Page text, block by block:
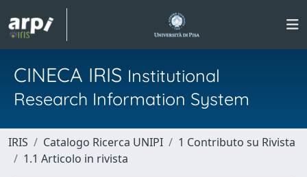
CINECA IRIS Institutional
Research Information System
IRIS Catalogo Ricerca UNIPI
1 Contributo su Rivista
1.1 Articolo in rivista